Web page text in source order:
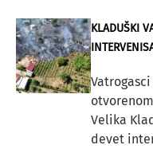
KLADUŠKI
Velika
devet